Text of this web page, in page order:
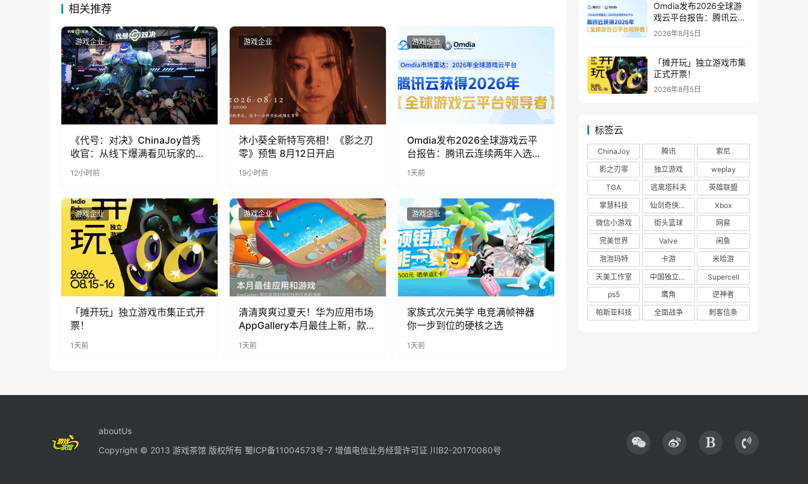
相关推荐
游戏企业
《代号：对决》ChinaJoy首秀
收官：从线下爆满看见玩家的真
实期待
12小时前
游戏企业
沐小葵全新特写亮相！《影之刃
零》预售 8月12日开启
19小时前
游戏企业
Omdia发布2026全球游戏云平
台报告：腾讯云连续两年入选
“领导者”象限
1天前
游戏企业
「摊开玩」独立游戏市集正式开
票！
1天前
游戏企业
清清爽爽过夏天！华为应用市场
AppGallery本月最佳上新，款款
1天前
游戏企业
家族式次元美学 电竞满帧神器
你一步到位的硬核之选
1天前
Omdia发布2026全球游
戏云平台报告：腾讯云连
续两年入选“领导者”象限
2026年8月5日
「摊开玩」独立游戏市集
正式开票！
2026年8月5日
标签云
ChinaJoy 腾讯
索尼
影之刃零
独立游戏
weplay
TGA
逃离塔科夫
英雄联盟
掌慧科技
仙剑奇侠传四
Xbox
微信小游戏
街头篮球
网易
完美世界
Valve
闲鱼
泡泡玛特
卡游
米哈游
天美工作室
中国独立游戏联盟
Supercell
ps5
鹰角
逆神者
帕斯亚科技
全面战争 刺客信条
aboutUs
Copyright © 2013 游戏茶馆 版权所有 蜀ICP备11004573号-7 增值电信业务经营许可证 川B2-20170060号